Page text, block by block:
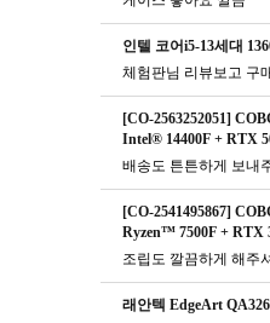
인텔 코어i5-13세대
체험판님 리뷰보고 구
[CO-2563252051]
Intel® 14400F + RTX
배송도 튼튼하게 보내
[CO-2541495867]
Ryzen™ 7500F + RTX
조립도 깔끔하게 해주
래안텍 EdgeArt